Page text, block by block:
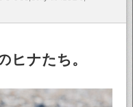
ヒナたち。